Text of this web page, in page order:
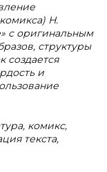
Н.
с оригинальным
структуры
создается
и
комикс,
текста,